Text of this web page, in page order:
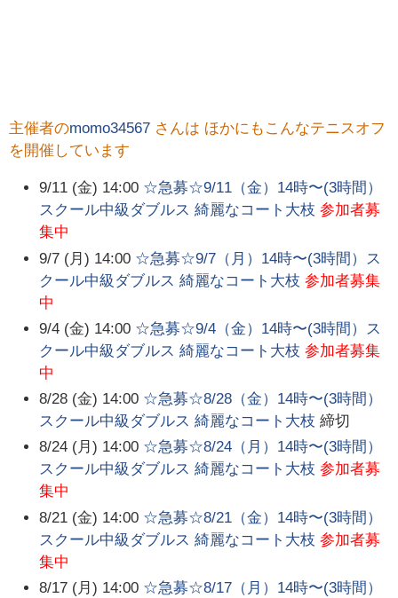
主催者のmomo34567 さんは ほかにもこんなテニスオフ
を開催しています
9/11 (金) 14:00 ☆急募☆9/11（金）14時〜(3時間）
スクール中級ダブルス 綺麗なコート大枝 参加者募
集中
9/7 (月) 14:00 ☆急募☆9/7（月）14時〜(3時間）ス
クール中級ダブルス 綺麗なコート大枝 参加者募集
中
9/4 (金) 14:00 ☆急募☆9/4（金）14時〜(3時間）ス
クール中級ダブルス 綺麗なコート大枝 参加者募集
中
8/28 (金) 14:00 ☆急募☆8/28（金）14時〜(3時間）
スクール中級ダブルス 綺麗なコート大枝 締切
8/24 (月) 14:00 ☆急募☆8/24（月）14時〜(3時間）
スクール中級ダブルス 綺麗なコート大枝 参加者募
集中
8/21 (金) 14:00 ☆急募☆8/21（金）14時〜(3時間）
スクール中級ダブルス 綺麗なコート大枝 参加者募
集中
8/17 (月) 14:00 ☆急募☆8/17（月）14時〜(3時間）